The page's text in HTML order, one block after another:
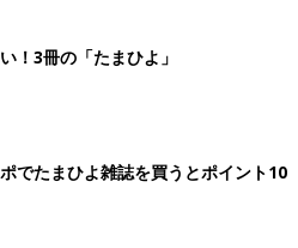
変わらずスルーされる
訴え、診察してもらえることに
つやけど進んでるからがんばれ」
ターを見て、赤ちゃんにしんどい
！3冊の「たまひよ」
でたまひよ雑誌を買うとポイント10